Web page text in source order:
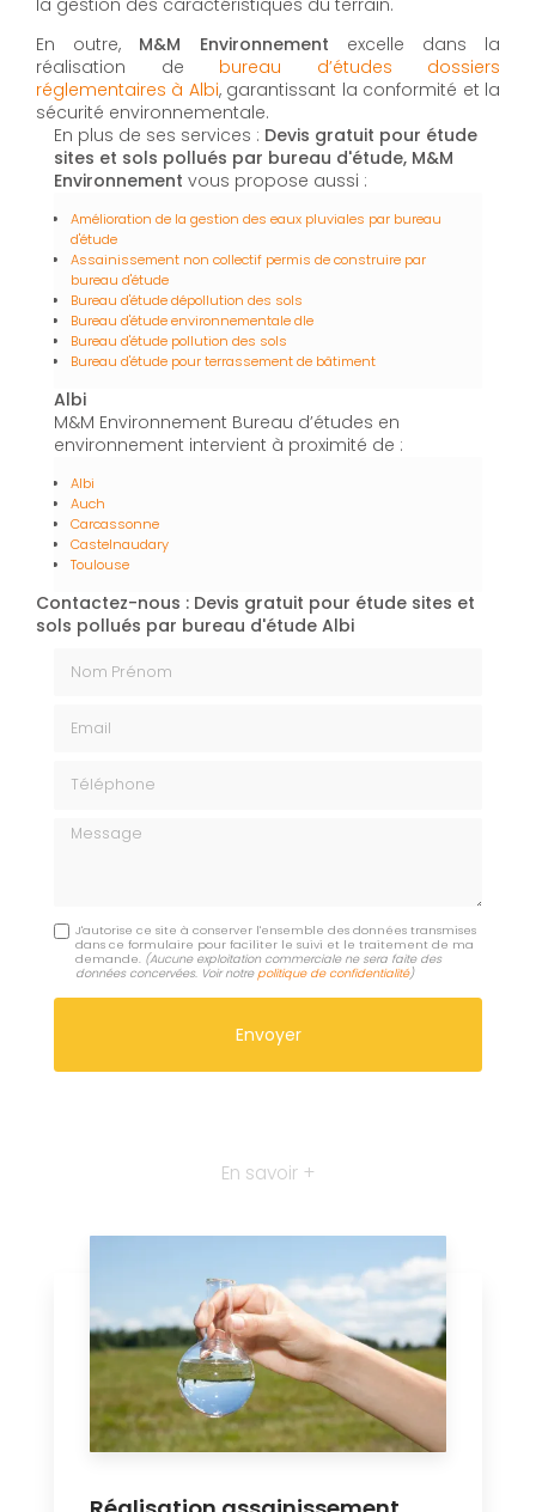
la gestion des caractéristiques du terrain.
En outre, M&M Environnement excelle dans la
réalisation de bureau d’études dossiers
réglementaires à Albi, garantissant la conformité et la
sécurité environnementale.
En plus de ses services : Devis gratuit pour étude
sites et sols pollués par bureau d'étude, M&M
Environnement vous propose aussi :
Amélioration de la gestion des eaux pluviales par bureau
d'étude
Assainissement non collectif permis de construire par
bureau d'étude
Bureau d'étude dépollution des sols
Bureau d'étude environnementale dle
Bureau d'étude pollution des sols
Bureau d'étude pour terrassement de bâtiment
Albi
M&M Environnement Bureau d’études en
environnement intervient à proximité de :
Albi
Auch
Carcassonne
Castelnaudary
Toulouse
Contactez-nous : Devis gratuit pour étude sites et
sols pollués par bureau d'étude Albi
Message
J'autorise ce site à conserver l'ensemble des données transmises
dans ce formulaire pour faciliter le suivi et le traitement de ma
demande. (Aucune exploitation commerciale ne sera faite des
données concervées. Voir notre politique de confidentialité)
En savoir +